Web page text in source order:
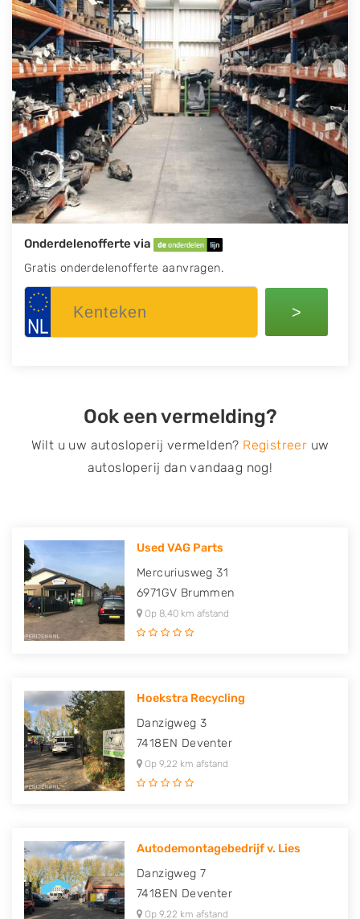
Onderdelenofferte via
Gratis onderdelenofferte aanvragen.
>
Ook een vermelding?
Wilt u uw autosloperij vermelden? Registreer uw
autosloperij dan vandaag nog!
Used VAG Parts
Mercuriusweg 31
6971GV Brummen
Op 8,40 km afstand
Hoekstra Recycling
Danzigweg 3
7418EN Deventer
Op 9,22 km afstand
Autodemontagebedrijf v. Lies
Danzigweg 7
7418EN Deventer
Op 9,22 km afstand